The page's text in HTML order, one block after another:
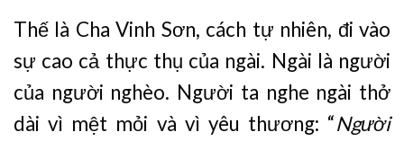
Thế là Cha Vinh Sơn, cách tự nhiên, đi vào
sự cao cả thực thụ của ngài. Ngài là người
của người nghèo. Người ta nghe ngài thở
dài vì mệt mỏi và vì yêu thương: “Người